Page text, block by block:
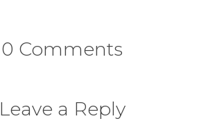
0 Comments
Leave a Reply